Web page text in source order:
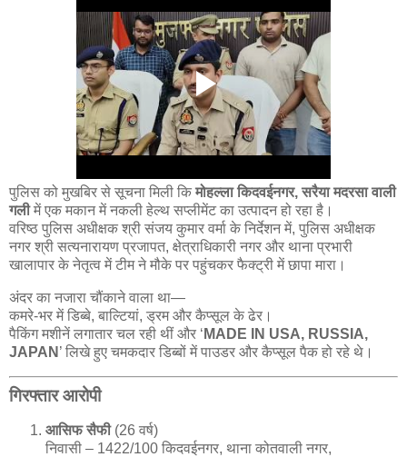
पुलिस को मुखबिर से सूचना मिली किमोहल्ला किदवईनगर, सरैया मदरसा वाली
गलीमें एक मकान में नकली हेल्थ सप्लीमेंट का उत्पादन हो रहा है।
वरिष्ठ पुलिस अधीक्षक श्री संजय कुमार वर्मा के निर्देशन में, पुलिस अधीक्षक
नगर श्री सत्यनारायण प्रजापत, क्षेत्राधिकारी नगर और थाना प्रभारी
खालापार के नेतृत्व में टीम ने मौके पर पहुंचकर फैक्ट्री में छापा मारा।
अंदर का नजारा चौंकाने वाला था—
कमरे-भर में डिब्बे, बाल्टियां, ड्रम और कैप्सूल के ढेर।
पैकिंग मशीनें लगातार चल रही थीं और ‘ MADE IN USA, RUSSIA,
JAPAN ’ लिखे हुए चमकदार डिब्बों में पाउडर और कैप्सूल पैक हो रहे थे।
गिरफ्तार आरोपी
आसिफ सैफी(26 वर्ष)
निवासी – 1422/100 किदवईनगर, थाना कोतवाली नगर,